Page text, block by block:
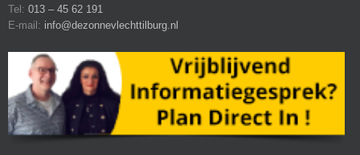
Tel: 013 – 45 62 191
E-mail: info@dezonnevlechttilburg.nl